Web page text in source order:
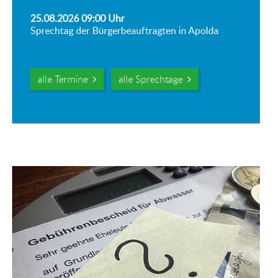
25.08.2026 09:00Uhr
Sprechtag der Bürgerbeauftragten in Apolda
alle Termine alle Sprechtage